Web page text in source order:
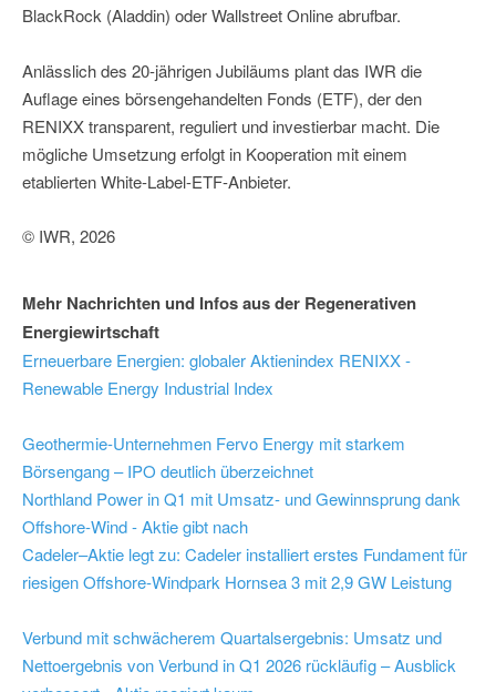
BlackRock (Aladdin) oder Wallstreet Online abrufbar.
Anlässlich des 20-jährigen Jubiläums plant das IWR die
Auflage eines börsengehandelten Fonds (ETF), der den
RENIXX transparent, reguliert und investierbar macht. Die
mögliche Umsetzung erfolgt in Kooperation mit einem
etablierten White-Label-ETF-Anbieter.
© IWR, 2026
Mehr Nachrichten und Infos aus der Regenerativen
Energiewirtschaft
Erneuerbare Energien: globaler Aktienindex RENIXX -
Renewable Energy Industrial Index
Geothermie-Unternehmen Fervo Energy mit starkem
Börsengang – IPO deutlich überzeichnet
Northland Power in Q1 mit Umsatz- und Gewinnsprung dank
Offshore-Wind - Aktie gibt nach
Cadeler–Aktie legt zu: Cadeler installiert erstes Fundament für
riesigen Offshore-Windpark Hornsea 3 mit 2,9 GW Leistung
Verbund mit schwächerem Quartalsergebnis: Umsatz und
Nettoergebnis von Verbund in Q1 2026 rückläufig – Ausblick